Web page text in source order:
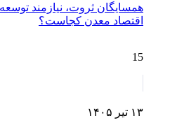
همسایگان ثروت، نیازمند
اقتصاد معدن کجاست؟
15
۱۳ تیر ۱۴۰۵